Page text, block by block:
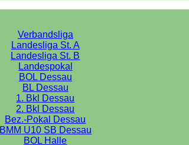
Verbandsliga
Landesliga St. A
Landesliga St. B
Landespokal
BOL Dessau
BL Dessau
1. Bkl Dessau
2. Bkl Dessau
Bez.-Pokal Dessau
BMM U10 SB Dessau
BOL Halle